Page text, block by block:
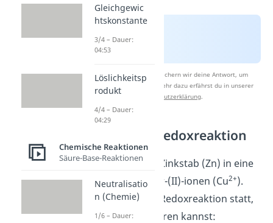
Nach Beantwortung speichern wir deine Antwort, um
Studyflix zu verbessern. Mehr dazu erfährst du in unserer
Datenschutzerklärung.
Beispiel der Redoxreaktion
Du tauchst einen Zinkstab (Zn) in eine
Lösung mit Kupfer-(II)-ionen (Cu2+).
Dabei findet eine Redoxreaktion statt,
die du so formulieren kannst:
Gleichgewic
htskonstante
3/4 – Dauer:
04:53
Löslichkeitsp
rodukt
4/4 – Dauer:
04:29
Chemische Reaktionen
Säure-Base-Reaktionen
Neutralisatio
n (Chemie)
1/6 – Dauer: